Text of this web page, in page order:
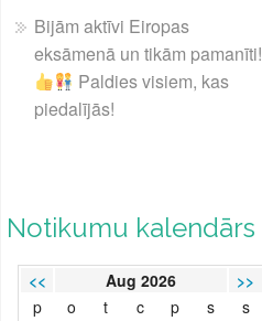
Bijām aktīvi Eiropas
eksāmenā un tikām pamanīti!
Paldies visiem, kas
piedalījās!
Notikumu kalendārs
<< Aug 2026
>>
p
o t c p s
s